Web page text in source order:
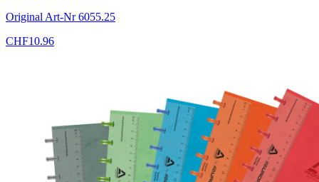
Original Art-Nr6055.25
CHF10.96